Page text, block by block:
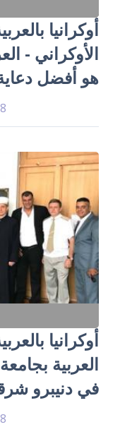
أوكرانيا
الأوكراني -
هو أفضل دعاية
أوكرانيا
العربية
في دنيبرو